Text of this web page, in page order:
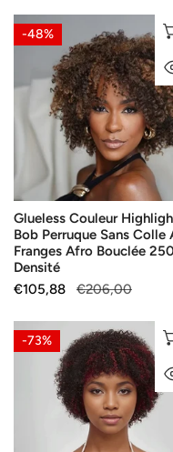
Glueless
Couleur
Highlight
Bob
Perruque
Sans
Colle
Avec
Franges
Afro
Bouclée
250%
Densité
-48%
Glueless Couleur
Bob Perruque Sans Colle
Franges Afro Bouclée
Densité
Prix
vente
€105,88
Prix
€206,00
Glueless
Afro
Surlignage
-73%